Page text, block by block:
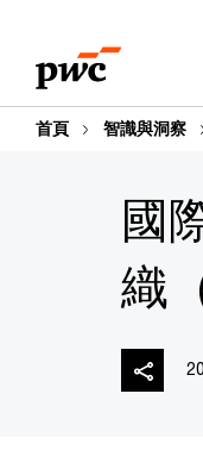
content
footer
首頁 智識與洞察
國
織